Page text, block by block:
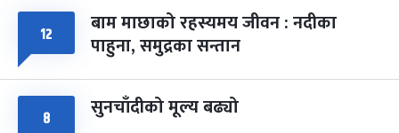
८
सोम
फागुपूर्णिमा
चैत्र ८, २०८३-Mar 22, 2027
७ महिना बाँकी
१२ बाम माछाको रहस्यमय जीवन : नदीका
पाहुना, समुद्रका सन्तान
८ सुनचाँदीको मूल्य बढ्यो